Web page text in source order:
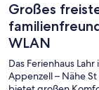
Großes
WLAN
Das Ferienhaus
Appenzell – Nähe